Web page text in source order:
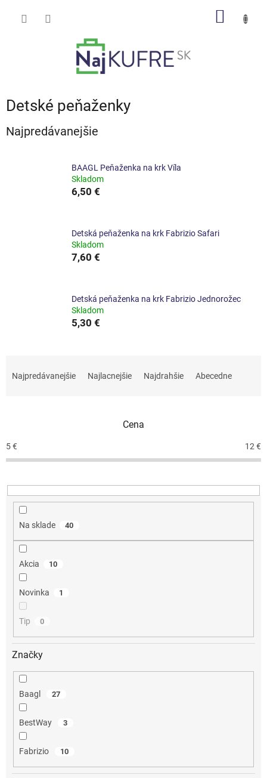
Detské peňaženky
Najpredávanejšie
BAAGL Peňaženka na krk Víla
Skladom
6,50 €
Detská peňaženka na krk Fabrizio Safari
Skladom
7,60 €
Detská peňaženka na krk Fabrizio Jednorožec
Skladom
5,30 €
e
p
r
d
Najpredávanejšie Najlacnejšie Najdrahšie Abecedne
Cena
5€ 12€
Na sklade 40
Akcia 10
Novinka 1
Tip 0
Značky
Baagl 27
BestWay 3
Fabrizio 10